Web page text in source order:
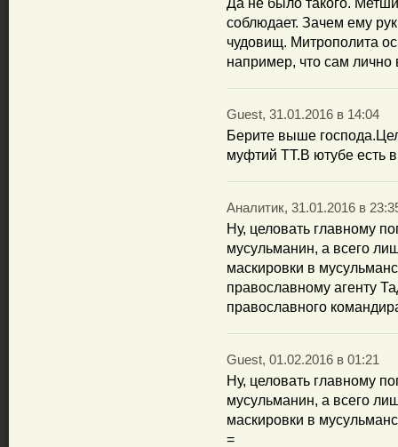
Да не было такого.
соблюдает. Зачем ему
чудовищ. Митрополита
например, что сам лично
Guest, 31.01.2016 в 14:04
Берите выше
муфтий ТТ.В ютубе есть
Аналитик, 31.01.2016 в
Ну, целовать главному
мусульманин, а всего
маскировки в
православному агенту
православного
Guest, 01.02.2016 в 01:21
Ну, целовать главному
мусульманин, а всего
маскировки в
=